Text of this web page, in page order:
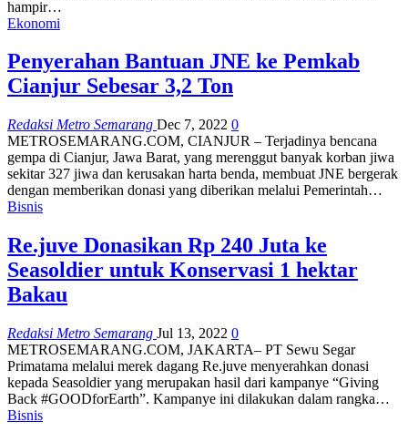
hampir…
Ekonomi
Penyerahan Bantuan JNE ke Pemkab
Cianjur Sebesar 3,2 Ton
Redaksi Metro Semarang Dec 7, 2022 0
METROSEMARANG.COM, CIANJUR – Terjadinya bencana
gempa di Cianjur, Jawa Barat, yang merenggut banyak korban jiwa
sekitar 327 jiwa dan kerusakan harta benda, membuat JNE bergerak
dengan memberikan donasi yang diberikan melalui Pemerintah…
Bisnis
Re.juve Donasikan Rp 240 Juta ke
Seasoldier untuk Konservasi 1 hektar
Bakau
Redaksi Metro Semarang Jul 13, 2022 0
METROSEMARANG.COM, JAKARTA– PT Sewu Segar
Primatama melalui merek dagang Re.juve menyerahkan donasi
kepada Seasoldier yang merupakan hasil dari kampanye “Giving
Back #GOODforEarth”. Kampanye ini dilakukan dalam rangka…
Bisnis